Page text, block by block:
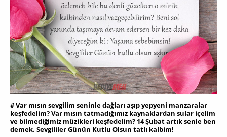
# Var mısın sevgilim seninle dağları aşıp yepyeni manzaralar
keşfedelim? Var mısın tatmadığımız kaynaklardan sular içelim
ve bilmediğimiz müzikleri keşfedelim? 14 Şubat artık senle ben
demek. Sevgililer Günün Kutlu Olsun tatlı kalbim!